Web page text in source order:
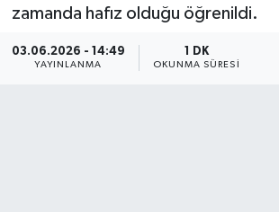
zamanda hafız olduğu öğrenildi.
03.06.2026 - 14:49
YAYINLANMA
1 DK
OKUNMA SÜRESI